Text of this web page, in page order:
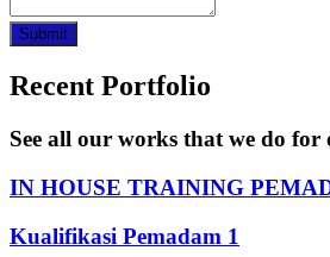
Submit
Recent Portfolio
See all our works that we do for
IN HOUSE TRAINING
Kualifikasi Pemadam 1